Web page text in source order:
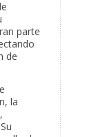
parte
de
la